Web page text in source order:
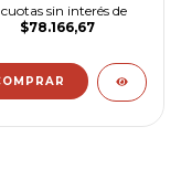
cuotas sin interés de
$78.166,67